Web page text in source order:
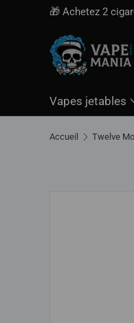
Vapes jetables
Accueil